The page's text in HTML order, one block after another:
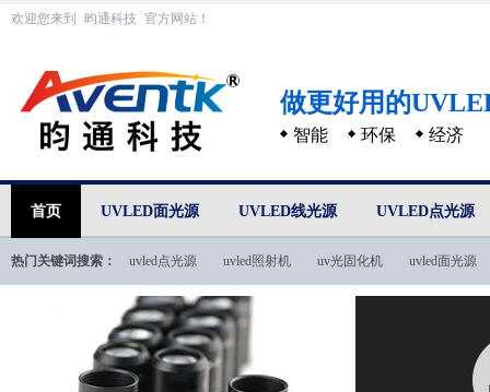
欢迎您来到 昀通科技 官方网站！
做更好用的
智能 环保 经济
首页 UVLED面光源 UVLED线光源 UVLED点光源
uvled技术文档
热门关键词搜索： uvled点光源 uvled照射机 uv光固化机 uvled面光源